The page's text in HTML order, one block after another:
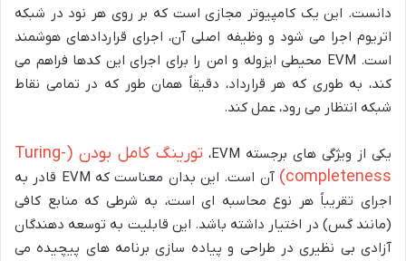
دانست. این یک کامپیوتر مجازی است که بر روی هر نود در شبکه
اتریوم اجرا می شود و وظیفه اصلی آن، اجرای قراردادهای هوشمند
است. EVM محیطی ایزوله و امن را برای اجرای این کدها فراهم می
کند، به طوری که هر قرارداد، دقیقاً همان طور که در تمامی نقاط
شبکه انتظار می رود، عمل کند.
یکی از ویژگی های برجسته EVM،
تورینگ کامل بودن (Turing-
completeness)
آن است. این بدان معناست که EVM قادر به
اجرای تقریباً هر نوع محاسبه ای است، به شرطی که منابع کافی
(مانند گس) در اختیار داشته باشد. این قابلیت به توسعه دهندگان
آزادی بی نظیری در طراحی و پیاده سازی برنامه های پیچیده می